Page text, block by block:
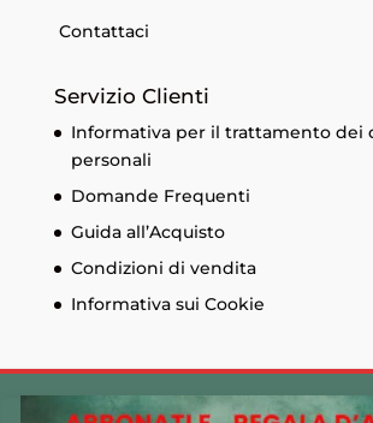
Contattaci
Servizio Clienti
Informativa per il trattamento dei
personali
Domande Frequenti
Guida all’Acquisto
Condizioni di vendita
Informativa sui Cookie